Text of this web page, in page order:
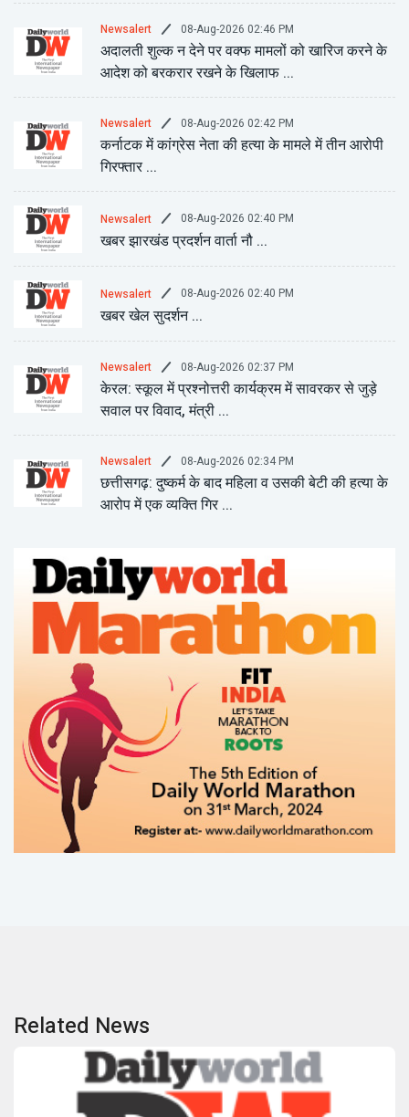
Newsalert 08-Aug-2026 02:46 PM
अदालती शुल्क न देने पर वक्फ मामलों को खारिज करने के
आदेश को बरकरार रखने के खिलाफ ...
Newsalert 08-Aug-2026 02:42 PM
कर्नाटक में कांग्रेस नेता की हत्या के मामले में तीन आरोपी
गिरफ्तार ...
Newsalert 08-Aug-2026 02:40 PM
खबर झारखंड प्रदर्शन वार्ता नौ ...
Newsalert 08-Aug-2026 02:40 PM
खबर खेल सुदर्शन ...
Newsalert 08-Aug-2026 02:37 PM
केरल: स्कूल में प्रश्नोत्तरी कार्यक्रम में सावरकर से जुड़े
सवाल पर विवाद, मंत्री ...
Newsalert 08-Aug-2026 02:34 PM
छत्तीसगढ़: दुष्कर्म के बाद महिला व उसकी बेटी की हत्या के
आरोप में एक व्यक्ति गिर ...
Related News